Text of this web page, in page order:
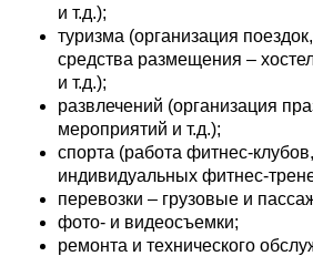
и т.д.);
туризма (организация
средства размещения –
и т.д.);
развлечений (организация
мероприятий и т.д.);
спорта (работа фитнес-
индивидуальных фитнес-
перевозки – грузовые и
фото- и видеосъемки;
ремонта и технического